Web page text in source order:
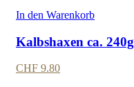
In den Warenkorb
Kalbshaxen ca. 240g
CHF 9.80